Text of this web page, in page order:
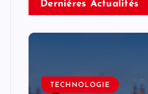
Derniéres Actualités
TECHNOLOGIE